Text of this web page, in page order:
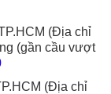
(Địa chỉ
(gần cầu vượt
(Địa chỉ